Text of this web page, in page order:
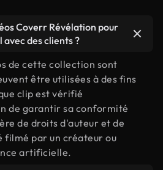
Coverr Révélation pour
des clients ?
de cette collection sont
être utilisées à des fins
clip est vérifié
de garantir sa conformité
de droits d'auteur et de
filmé par un créateur ou
artificielle.